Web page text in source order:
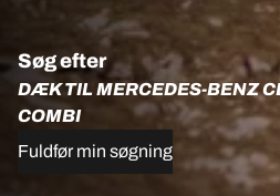
Søg efter
DÆK TIL MERCEDES-BENZ
COMBI
Fuldfør min søgning